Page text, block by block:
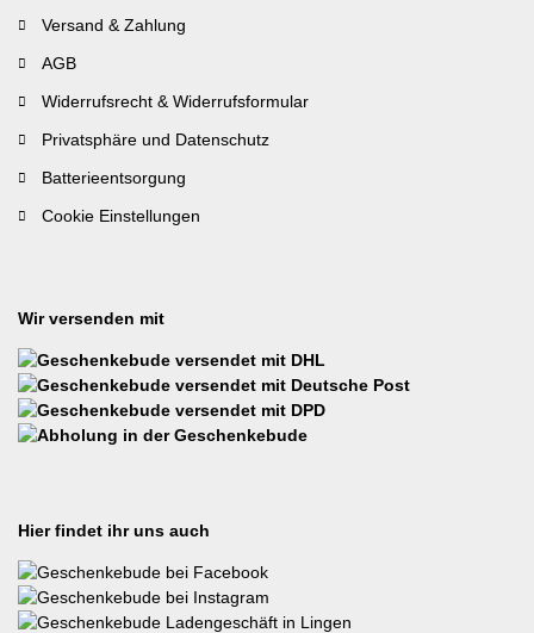
Versand & Zahlung
AGB
Widerrufsrecht & Widerrufsformular
Privatsphäre und Datenschutz
Batterieentsorgung
Cookie Einstellungen
Wir versenden mit
Hier findet ihr uns auch